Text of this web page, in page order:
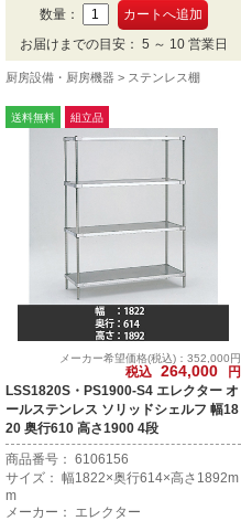
数量：
お届けまでの目安： 5 ～ 10 営業日
厨房設備・厨房機器 ステンレス棚
送料無料 組立品
メーカー希望価格(税込)：352,000円
税込 264,000
円
LSS1820S・PS1900-S4 エレクター オ
ールステンレス ソリッドシェルフ 幅18
20 奥行610 高さ1900 4段
商品番号： 6106156
サイズ： 幅1822×奥行614×高さ1892m
m
メーカー： エレクター